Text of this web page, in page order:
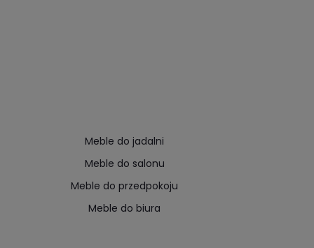
Meble do jadalni
Meble do salonu
Meble do przedpokoju
Meble do biura